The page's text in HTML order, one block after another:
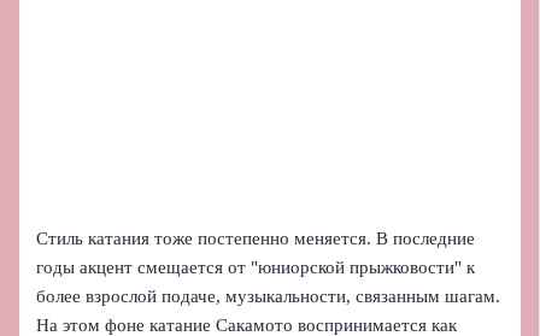
Стиль катания тоже постепенно меняется. В последние
годы акцент смещается от "юниорской прыжковости" к
более взрослой подаче, музыкальности, связанным шагам.
На этом фоне катание Сакамото воспринимается как